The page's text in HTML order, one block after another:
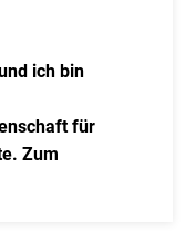
ich bin
für
Zum